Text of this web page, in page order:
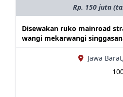
Rp. 150 juta
Disewakan ruko mainroad
wangi mekarwangi
Jawa Barat,